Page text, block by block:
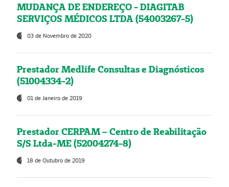
MUDANÇA DE ENDEREÇO - DIAGITAB
SERVIÇOS MÉDICOS LTDA (54003267-5)
03 de Novembro de 2020
Prestador Medlife Consultas e Diagnósticos
(51004334-2)
01 de Janeiro de 2019
Prestador CERPAM – Centro de Reabilitação
S/S Ltda-ME (52004274-8)
18 de Outubro de 2019